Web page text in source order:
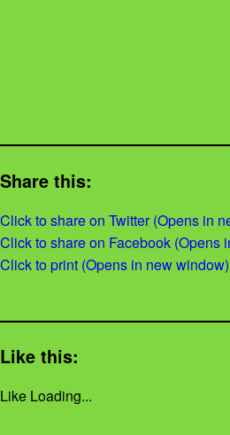
Share this:
Click to share on Twitter (Opens in
Click to share on Facebook (Opens
Click to print (Opens in new window)
Like this:
Like Loading...